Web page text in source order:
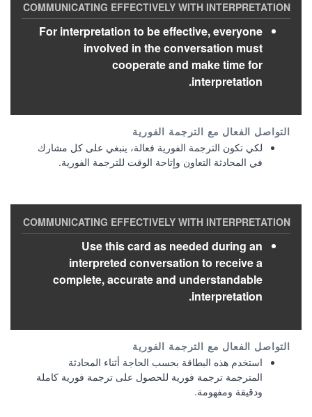
For interpretation to be effective, everyone
involved in the conversation must
cooperate and make time for
interpretation.
لكي تكون الترجمة الفورية فعالة، ينبغي على كل مشارك
في المحادثة التعاون وإتاحة الوقت للترجمة الفورية.
Use this card as needed during an
interpreted conversation to receive a
complete, accurate and understandable
interpretation.
استخدم هذه البطاقة بحسب الحاجة أثناء المحادثة
المترجمة ترجمة فورية للحصول على ترجمة فورية كاملة
ودقيقة ومفهومة.